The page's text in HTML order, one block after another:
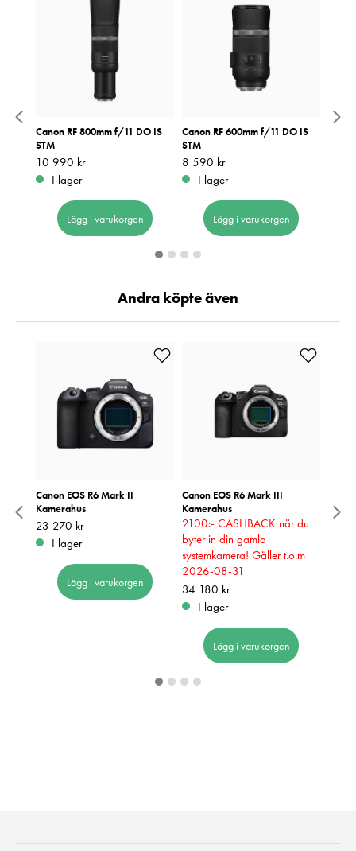
Canon RF 800mm f/11 DO IS
STM
Pris :10 990 kr
10 990 kr
I lager
Lägg i varukorgen
Canon RF 600mm f/11 DO IS
STM
Pris:8 590 kr
8 590 kr
I lager
Lägg i varukorgen
Andra köpte även
Canon EOS R6 Mark II
Kamerahus
Pris :23 270 kr
23 270 kr
I lager
Lägg i varukorgen
Canon EOS R6 Mark III
Kamerahus
2100:- CASHBACK när du
byter in din gamla
systemkamera! Gäller t.o.m
2026-08-31
Pris :34 180 kr
34 180 kr
I lager
Lägg i varukorgen
Pris
649